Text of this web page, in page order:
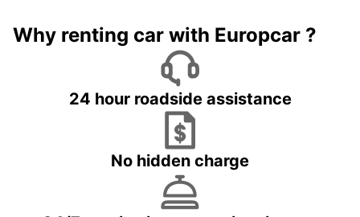
Why renting car with Europcar ?
24 hour roadside assistance
No hidden charge